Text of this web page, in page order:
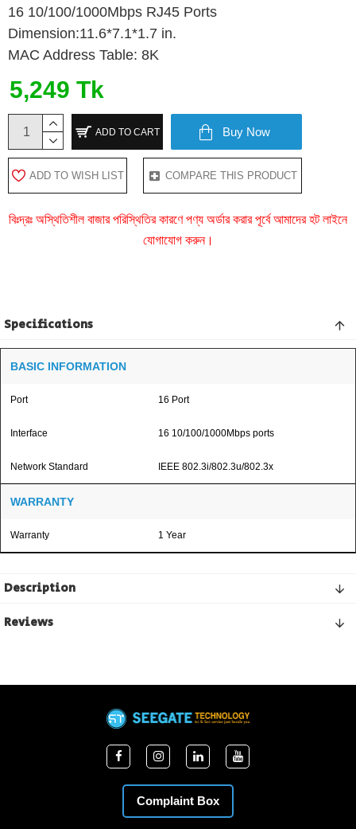
16 10/100/1000Mbps RJ45 Ports
Dimension:11.6*7.1*1.7 in.
MAC Address Table: 8K
5,249 Tk
ADD TO CART Buy Now
ADD TO WISH LIST COMPARE THIS PRODUCT
বিঃদ্রঃ অস্থিতিশীল বাজার পরিস্থিতির কারণে পণ্য অর্ডার করার পূর্বে আমাদের হট লাইনে
যোগাযোগ করুন।
Specifications
BASIC INFORMATION
Port 16 Port
Interface 16 10/100/1000Mbps ports
Network Standard IEEE 802.3i/802.3u/802.3x
WARRANTY
Warranty 1 Year
Description
Reviews
Complaint Box